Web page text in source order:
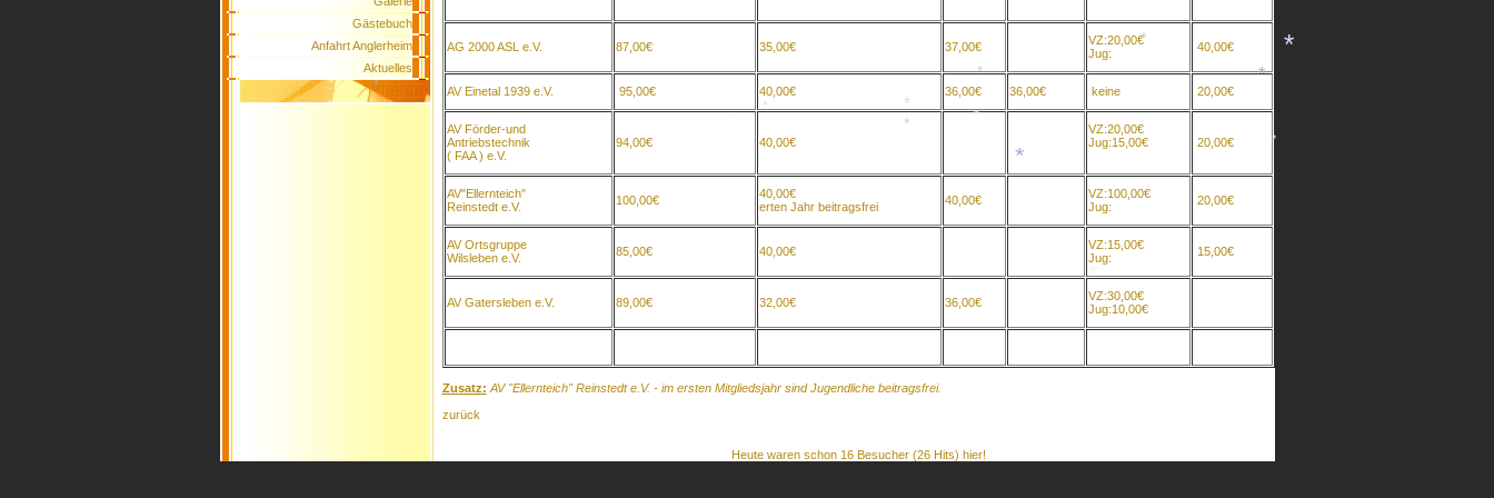
Gästebuch
Anfahrt Anglerheim
Aktuelles
AG 2000 ASL e.V. 87,00€ 35,00€ 37,00€
VZ:20,00€
Jug:
40,00€
AV Einetal 1939 e.V. 95,00€ 40,00€ 36,00€ 36,00€ keine 20,00€
AV Förder-und
Antriebstechnik
( FAA ) e.V.
94,00€ 40,00€
VZ:20,00€
Jug:15,00€
20,00€
AV"Ellernteich"
Reinstedt e.V.
100,00€
40,00€
erten Jahr beitragsfrei
40,00€
VZ:100,00€
Jug:
20,00€
AV Ortsgruppe
Wilsleben e.V.
85,00€ 40,00€
VZ:15,00€
Jug:
15,00€
AV Gatersleben e.V. 89,00€ 32,00€ 36,00€
VZ:30,00€
Jug:10,00€
Zusatz: AV "Ellernteich" Reinstedt e.V. - im ersten Mitgliedsjahr sind Jugendliche beitragsfrei.
zurück
Heute waren schon 16 Besucher (26 Hits) hier!
*
*
*
*
*